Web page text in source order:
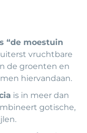
“de moestuin
vruchtbare
de groenten en
hiervandaan.
is in meer dan
gotische,